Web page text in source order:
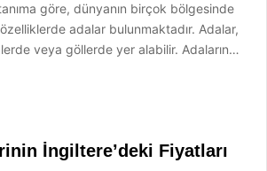
göre, dünyanın birçok bölgesinde
adalar bulunmaktadır. Adalar,
veya göllerde yer alabilir. Adaların…
İngiltere’deki Fiyatları